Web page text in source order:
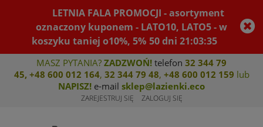
LETNIA FALA PROMOCJI - asortyment
oznaczony kuponem - LATO10, LATO5 - w
koszyku taniej o10%, 5% 50dni21:03:35
MASZ PYTANIA? ZADZWOŃ! telefon 32 344 79
45, +48 600 012 164, 32 344 79 48, +48 600 012 159 lub
NAPISZ! e-mail sklep@lazienki.eco
ZAREJESTRUJ SIĘ ZALOGUJ SIĘ